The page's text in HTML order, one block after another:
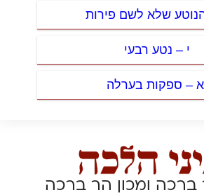
שלא לשם פירות
י – נטע רבעי
– ספקות בערלה
ברכה ומכון הר ברכה